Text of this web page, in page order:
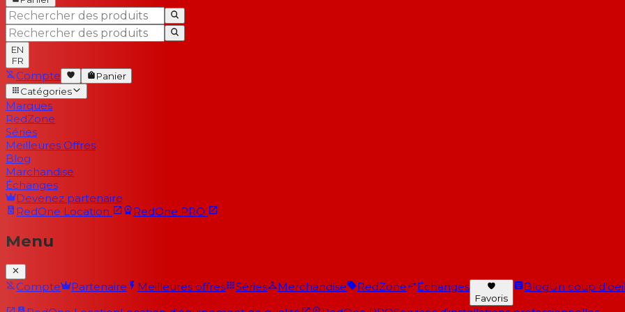
EN
FR
Compte
Panier
Catégories
Marques
RedZone
Séries
Meilleures Offres
Blog
Marchandise
Échanges
Devenez partenaire
RedOne Location RedOne PRO
Menu
Compte Partenaire Meilleures offres Séries Merchandise RedZone Échanges
Favoris
BlogUn coup